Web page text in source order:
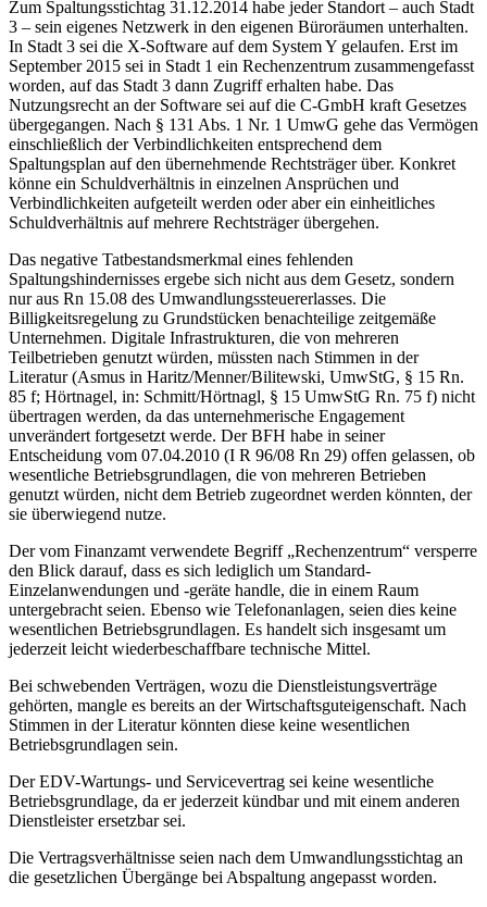
Zum Spaltungsstichtag 31.12.2014 habe jeder Standort – auch Stadt
3 – sein eigenes Netzwerk in den eigenen Büroräumen unterhalten.
In Stadt 3 sei die X-Software auf dem System Y gelaufen. Erst im
September 2015 sei in Stadt 1 ein Rechenzentrum zusammengefasst
worden, auf das Stadt 3 dann Zugriff erhalten habe. Das
Nutzungsrecht an der Software sei auf die C-GmbH kraft Gesetzes
übergegangen. Nach § 131 Abs. 1 Nr. 1 UmwG gehe das Vermögen
einschließlich der Verbindlichkeiten entsprechend dem
Spaltungsplan auf den übernehmende Rechtsträger über. Konkret
könne ein Schuldverhältnis in einzelnen Ansprüchen und
Verbindlichkeiten aufgeteilt werden oder aber ein einheitliches
Schuldverhältnis auf mehrere Rechtsträger übergehen.
Das negative Tatbestandsmerkmal eines fehlenden
Spaltungshindernisses ergebe sich nicht aus dem Gesetz, sondern
nur aus Rn 15.08 des Umwandlungssteuererlasses. Die
Billigkeitsregelung zu Grundstücken benachteilige zeitgemäße
Unternehmen. Digitale Infrastrukturen, die von mehreren
Teilbetrieben genutzt würden, müssten nach Stimmen in der
Literatur (Asmus in Haritz/Menner/Bilitewski, UmwStG, § 15 Rn.
85 f; Hörtnagel, in: Schmitt/Hörtnagl, § 15 UmwStG Rn. 75 f) nicht
übertragen werden, da das unternehmerische Engagement
unverändert fortgesetzt werde. Der BFH habe in seiner
Entscheidung vom 07.04.2010 (I R 96/08 Rn 29) offen gelassen, ob
wesentliche Betriebsgrundlagen, die von mehreren Betrieben
genutzt würden, nicht dem Betrieb zugeordnet werden könnten, der
sie überwiegend nutze.
Der vom Finanzamt verwendete Begriff „Rechenzentrum“ versperre
den Blick darauf, dass es sich lediglich um Standard-
Einzelanwendungen und -geräte handle, die in einem Raum
untergebracht seien. Ebenso wie Telefonanlagen, seien dies keine
wesentlichen Betriebsgrundlagen. Es handelt sich insgesamt um
jederzeit leicht wiederbeschaffbare technische Mittel.
Bei schwebenden Verträgen, wozu die Dienstleistungsverträge
gehörten, mangle es bereits an der Wirtschaftsguteigenschaft. Nach
Stimmen in der Literatur könnten diese keine wesentlichen
Betriebsgrundlagen sein.
Der EDV-Wartungs- und Servicevertrag sei keine wesentliche
Betriebsgrundlage, da er jederzeit kündbar und mit einem anderen
Dienstleister ersetzbar sei.
Die Vertragsverhältnisse seien nach dem Umwandlungsstichtag an
die gesetzlichen Übergänge bei Abspaltung angepasst worden.